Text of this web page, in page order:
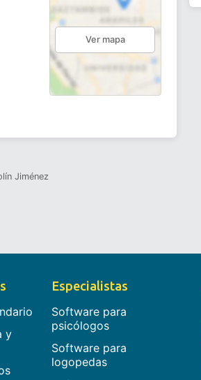
Ver mapa
Jiménez
y
Especialistas
Software para
psicólogos
Software para
logopedas